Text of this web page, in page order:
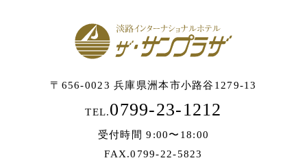
〒656-0023 兵庫県洲本市小路谷1279-13
TEL.0799-23-1212
受付時間 9:00〜18:00
FAX.0799-22-5823